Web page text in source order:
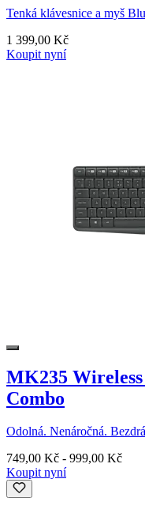
Tenká klávesnice a myš
1 399,00 Kč
Koupit nyní
MK235
Combo
Odolná. Nenáročná.
749,00 Kč - 999,00 Kč
Koupit nyní